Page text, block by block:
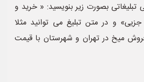
تبلیغاتی بصورت زیر بنویسید: « خرید و
و در متن تبلیغ می توانید مثلا
میخ در تهران و شهرستان با قیمت